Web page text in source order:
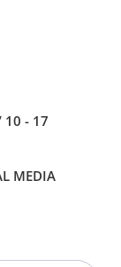
10 - 17
MEDIA